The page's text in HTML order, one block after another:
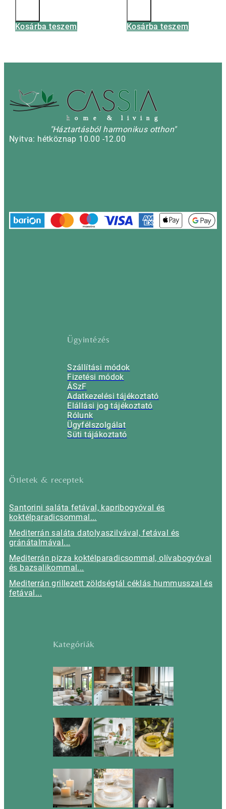
Kosárba teszem Kosárba teszem
h o m e & l i v i n g
"Háztartásból harmonikus otthon"
Nyitva: hétköznap 10.00 -12.00
Ügyintézés
Szállítási módok
Fizetési módok
ÁSzF
Adatkezelési tájékoztató
Elállási jog tájékoztató
Rólunk
Ügyfélszolgálat
Süti tájákoztató
Ötletek & receptek
Santorini saláta fetával, kapribogyóval és
koktélparadicsommal...
Mediterrán saláta datolyaszilvával, fetával és
gránátalmával...
Mediterrán pizza koktélparadicsommal, olívabogyóval
és bazsalikommal...
Mediterrán grillezett zöldségtál céklás hummusszal és
fetával...
Kategóriák